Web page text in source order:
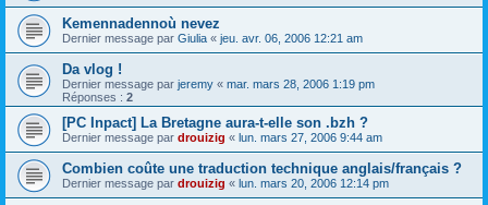
Kemennadennoù nevez
Dernier message par Giulia « jeu. avr. 06, 2006 12:21 am
Da vlog !
Dernier message par jeremy « mar. mars 28, 2006 1:19 pm
Réponses : 2
[PC Inpact] La Bretagne aura-t-elle son .bzh ?
Dernier message par drouizig « lun. mars 27, 2006 9:44 am
Combien coûte une traduction technique anglais/français ?
Dernier message par drouizig « lun. mars 20, 2006 12:14 pm